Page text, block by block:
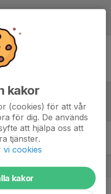
skrivet
M
16
16
kakor
(cookies) för att vår
för dig. De används
att hjälpa oss att
tjänster.
vi cookies
kakor